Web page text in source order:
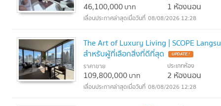
46,100,000บาท 1 ห้องนอน
08/08/2026 12:28
The Art of Luxury Living | SCOPE
สำหรับผู้ที่เลือกสิ่งที่ดีที่สุด
UPDATE !
ราคาขาย
109,800,000บาท
ประเภทห้อง
2 ห้องนอน
08/08/2026 12:28